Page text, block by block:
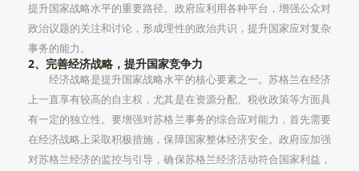
提升国家战略水平的重要路径。政府应利用各种平台，增强公众对
政治议题的关注和讨论，形成理性的政治共识，提升国家应对复杂
事务的能力。
2、完善经济战略，提升国家竞争力
经济战略是提升国家战略水平的核心要素之一。苏格兰在经济
上一直享有较高的自主权，尤其是在资源分配、税收政策等方面具
有一定的独立性。要增强对苏格兰事务的综合应对能力，首先需要
在经济战略上采取积极措施，保障国家整体经济安全。政府应加强
对苏格兰经济的监控与引导，确保苏格兰经济活动符合国家利益，